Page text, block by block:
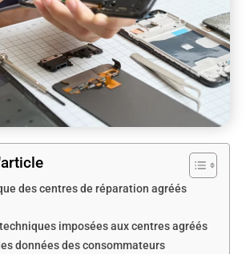
des centres de réparation agréés
imposées aux centres agréés
données des consommateurs